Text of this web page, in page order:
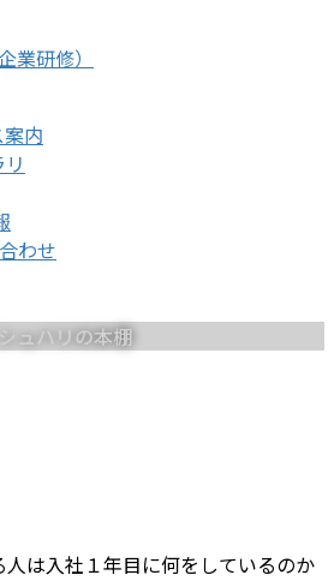
内
わせ
シュハリの本棚
人は入社１年目に何をしているのか